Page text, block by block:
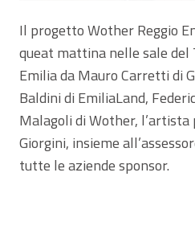
Il progetto Wother Reggio
queat mattina nelle sale del
Emilia da Mauro Carretti di
Baldini di EmiliaLand,
Malagoli di Wother,
Giorgini, insieme
tutte le aziende sponsor.